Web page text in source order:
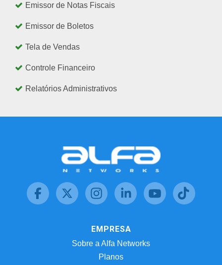
Emissor de Notas Fiscais
Emissor de Boletos
Tela de Vendas
Controle Financeiro
Relatórios Administrativos
EMPRESA
Sobre a Alfa Networks
Planos